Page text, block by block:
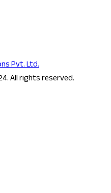
Pvt. Ltd.
All rights reserved.